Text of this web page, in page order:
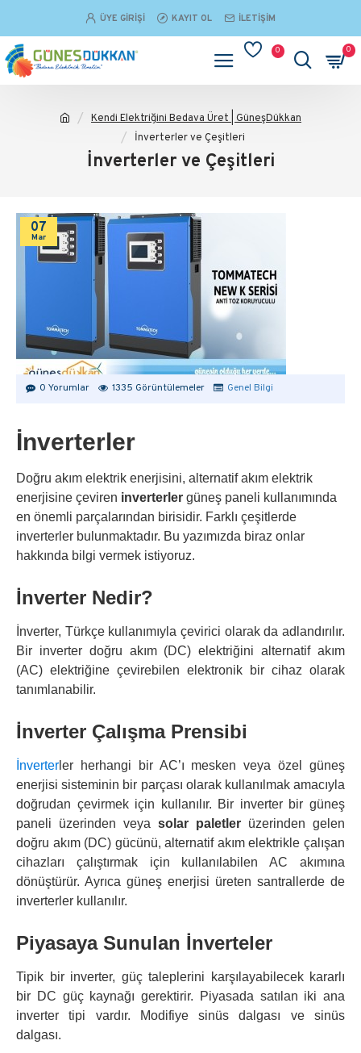
ÜYE GIRIŞI KAYIT OL İLETIŞIM
0 0
Kendi Elektriğini Bedava Üret | GüneşDükkan
İnverterler ve Çeşitleri
İnverterler ve Çeşitleri
07
Mar
0 Yorumlar 1335 Görüntülemeler Genel Bilgi
İnverterler
Doğru akım elektrik enerjisini, alternatif akım elektrik
enerjisine çeviren inverterler güneş paneli kullanımında
en önemli parçalarından birisidir. Farklı çeşitlerde
inverterler bulunmaktadır. Bu yazımızda biraz onlar
hakkında bilgi vermek istiyoruz.
İnverter Nedir?
İnverter, Türkçe kullanımıyla çevirici olarak da adlandırılır.
Bir inverter doğru akım (DC) elektriğini alternatif akım
(AC) elektriğine çevirebilen elektronik bir cihaz olarak
tanımlanabilir.
İnverter Çalışma Prensibi
İnverter ler herhangi bir AC’ı mesken veya özel güneş
enerjisi sisteminin bir parçası olarak kullanılmak amacıyla
doğrudan çevirmek için kullanılır. Bir inverter bir güneş
paneli üzerinden veya solar paletler üzerinden gelen
doğru akım (DC) gücünü, alternatif akım elektrikle çalışan
cihazları çalıştırmak için kullanılabilen AC akımına
dönüştürür. Ayrıca güneş enerjisi üreten santrallerde de
inverterler kullanılır.
Piyasaya Sunulan İnverteler
Tipik bir inverter, güç taleplerini karşılayabilecek kararlı
bir DC güç kaynağı gerektirir. Piyasada satılan iki ana
inverter tipi vardır. Modifiye sinüs dalgası ve sinüs
dalgası.